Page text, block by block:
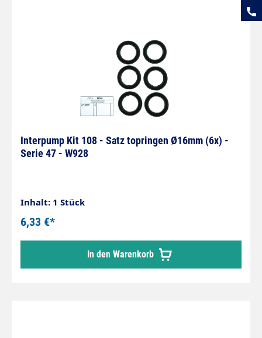
Interpump Kit 108 - Satz topringen Ø16mm (6x) -
Serie 47 - W928
Inhalt: 1 Stück
6,33 €*
In den Warenkorb